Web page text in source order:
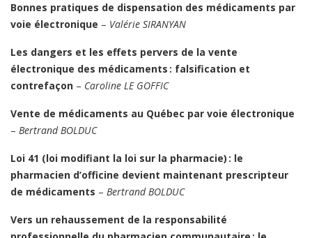
Bonnes pratiques de dispensation des médicaments par
voie électronique – Valérie SIRANYAN
Les dangers et les effets pervers de la vente
électronique des médicaments : falsification et
contrefaçon – Caroline LE GOFFIC
Vente de médicaments au Québec par voie électronique
– Bertrand BOLDUC
Loi 41 (loi modifiant la loi sur la pharmacie) : le
pharmacien d’officine devient maintenant prescripteur
de médicaments – Bertrand BOLDUC
Vers un rehaussement de la responsabilité